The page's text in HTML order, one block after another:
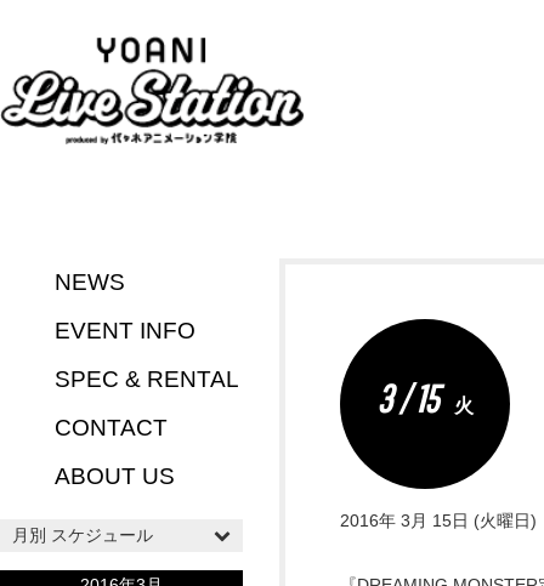
NEWS
EVENT INFO
SPEC & RENTAL
CONTACT
ABOUT US
月別 スケジュール
3 / 15 火
2016年 3月 15日 (火曜日)